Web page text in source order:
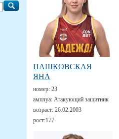
ПАШКОВСКАЯ
ЯНА
номер: 23
амплуа: Атакующий защитник
возраст: 26.02.2003
рост:177